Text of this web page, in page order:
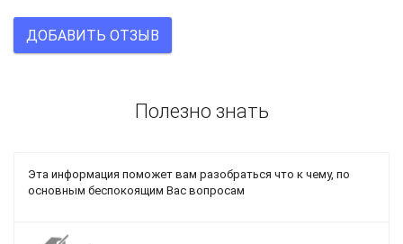
ДОБАВИТЬ ОТЗЫВ
Полезно знать
Эта информация поможет вам разобраться что к чему, по
основным беспокоящим Вас вопросам